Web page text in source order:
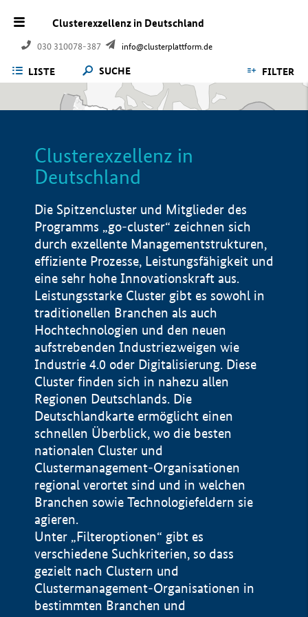
Clusterexzellenz in Deutschland
030 310078-387 info@clusterplattform.de
LISTE SUCHE FILTER
Clusterexzellenz in
Deutschland
Die Spitzencluster und Mitglieder des
Programms „go-cluster“ zeichnen sich
durch exzellente Managementstrukturen,
effiziente Prozesse, Leistungsfähigkeit und
eine sehr hohe Innovationskraft aus.
Leistungsstarke Cluster gibt es sowohl in
traditionellen Branchen als auch
Hochtechnologien und den neuen
aufstrebenden Industriezweigen wie
Industrie 4.0 oder Digitalisierung. Diese
Cluster finden sich in nahezu allen
Regionen Deutschlands. Die
Deutschlandkarte ermöglicht einen
schnellen Überblick, wo die besten
nationalen Cluster und
Clustermanagement-Organisationen
regional verortet sind und in welchen
Branchen sowie Technologiefeldern sie
agieren.
Unter „Filteroptionen“ gibt es
verschiedene Suchkriterien, so dass
gezielt nach Clustern und
Clustermanagement-Organisationen in
bestimmten Branchen und
Impressum
Datenschutzerklärung
BMWE, 2026 ©
100 km © Geobasis-DE / BKG 2015